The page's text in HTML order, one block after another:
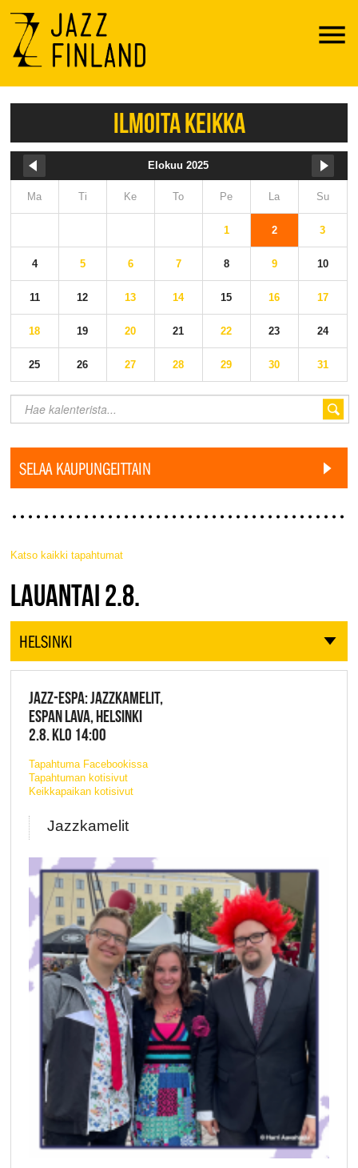
Menu
ILMOITA KEIKKA
Elokuu 2025
Ma Ti Ke To Pe La Su
1 2 3
4 5 6 7 8 9 10
11 12 13 14 15 16 17
18 19 20 21 22 23 24
25 26 27 28 29 30 31
SELAA KAUPUNGEITTAIN
Katso kaikki tapahtumat
JAZZ FINLAND LIVE
LAUANTAI 2.8.
HELSINKI
JAZZ-ESPA: JAZZKAMELIT,
ESPAN LAVA, HELSINKI
2.8. KLO 14:00
Tapahtuma Facebookissa
Tapahtuman kotisivut
Keikkapaikan kotisivut
Jazzkamelit